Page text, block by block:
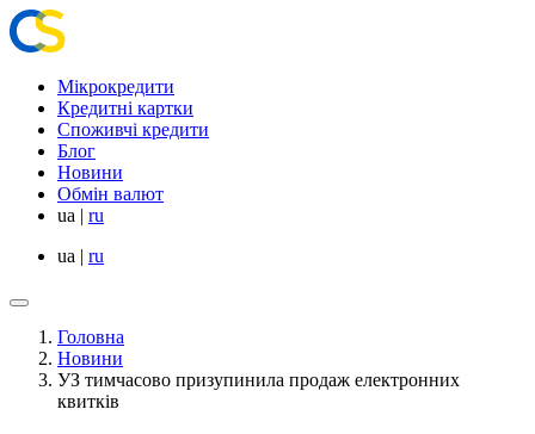
Мікрокредити
Кредитні картки
Споживчі кредити
Блог
Новини
Обмін валют
ua | ru
ua | ru
Головна
Новини
УЗ тимчасово призупинила продаж електронних
квитків